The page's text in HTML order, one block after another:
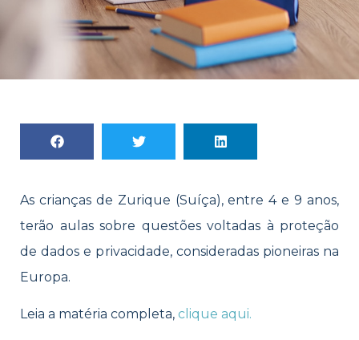
As crianças de Zurique (Suíça), entre 4 e 9 anos,
terão aulas sobre questões voltadas à proteção
de dados e privacidade, consideradas pioneiras na
Europa.
Leia a matéria completa, clique aqui.